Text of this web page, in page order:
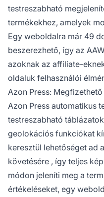
testreszabható
termékekhez, amelyek
Egy weboldalra már 49
beszerezhető, így az
azoknak az affiliate-
oldaluk felhasználói
Azon Press:
Azon Press automatikus
testreszabható
geolokációs funkciókat
keresztül lehetőséget ad a
követésére , így teljes
módon jeleníti meg a
értékeléseket, egy